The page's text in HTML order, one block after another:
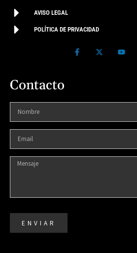
AVISO LEGAL
POLÍTICA DE PRIVACIDAD
Contacto
ENVIAR